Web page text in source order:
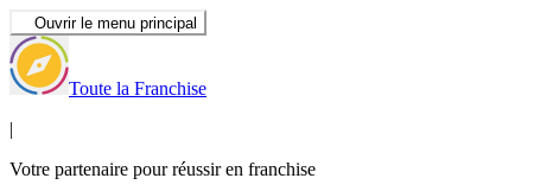
Ouvrir le menu principal
Toute la Franchise
|
Votre partenaire pour réussir en franchise